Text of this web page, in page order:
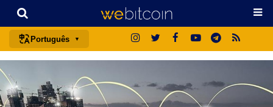
Português
english
español